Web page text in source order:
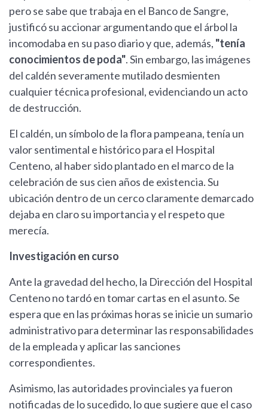
pero se sabe que trabaja en el Banco de Sangre,
justificó su accionar argumentando que el árbol la
incomodaba en su paso diario y que, además, "tenía
conocimientos de poda". Sin embargo, las imágenes
del caldén severamente mutilado desmienten
cualquier técnica profesional, evidenciando un acto
de destrucción.
El caldén, un símbolo de la flora pampeana, tenía un
valor sentimental e histórico para el Hospital
Centeno, al haber sido plantado en el marco de la
celebración de sus cien años de existencia. Su
ubicación dentro de un cerco claramente demarcado
dejaba en claro su importancia y el respeto que
merecía.
Investigación en curso
Ante la gravedad del hecho, la Dirección del Hospital
Centeno no tardó en tomar cartas en el asunto. Se
espera que en las próximas horas se inicie un sumario
administrativo para determinar las responsabilidades
de la empleada y aplicar las sanciones
correspondientes.
Asimismo, las autoridades provinciales ya fueron
notificadas de lo sucedido, lo que sugiere que el caso